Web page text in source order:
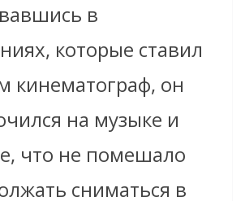
в
которые ставил
кинематограф, он
на музыке и
что не помешало
сниматься в